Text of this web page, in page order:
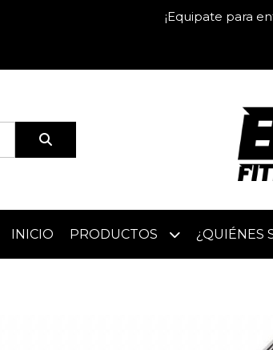
¡Equipate para
INICIO PRODUCTOS ¿QUIÉNES